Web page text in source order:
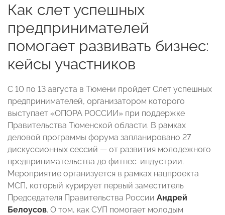
Как слет успешных
предпринимателей
помогает развивать бизнес:
кейсы участников
С 10 по 13 августа в Тюмени пройдет Слет успешных
предпринимателей, организатором которого
выступает «ОПОРА РОССИИ» при поддержке
Правительства Тюменской области. В рамках
деловой программы форума запланировано 27
дискуссионных сессий — от развития молодежного
предпринимательства до фитнес-индустрии.
Мероприятие организуется в рамках нацпроекта
МСП, который курирует первый заместитель
Председателя Правительства России Андрей
Белоусов. О том, как СУП помогает молодым